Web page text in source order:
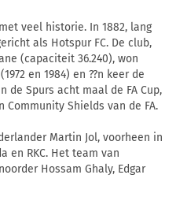
veel historie. In 1882, lang
als Hotspur FC. De club,
(capaciteit 36.240), won
en 1984) en ??n keer de
de Spurs acht maal de FA Cup,
Community Shields van de FA.
Martin Jol, voorheen in
en RKC. Het team van
Hossam Ghaly, Edgar